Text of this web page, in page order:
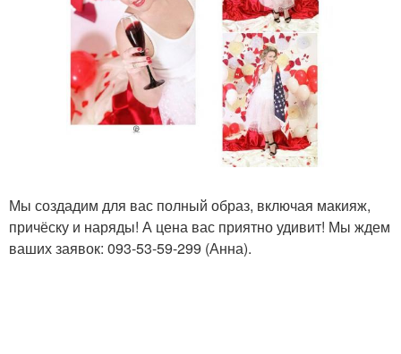
Мы создадим для вас полный образ, включая макияж,
причёску и наряды! А цена вас приятно удивит! Мы ждем
ваших заявок: 093-53-59-299 (Анна).